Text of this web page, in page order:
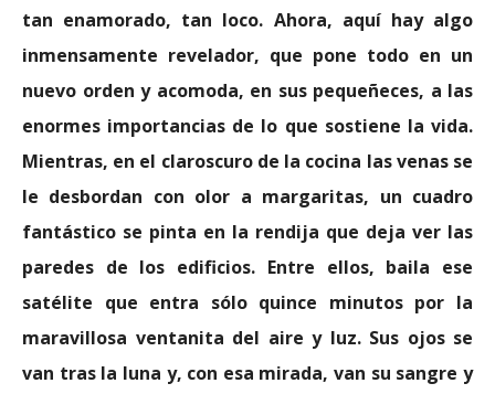
tan enamorado, tan loco. Ahora, aquí hay algo
inmensamente revelador, que pone todo en un
nuevo orden y acomoda, en sus pequeñeces, a las
enormes importancias de lo que sostiene la vida.
Mientras, en el claroscuro de la cocina las venas se
le desbordan con olor a margaritas, un cuadro
fantástico se pinta en la rendija que deja ver las
paredes de los edificios. Entre ellos, baila ese
satélite que entra sólo quince minutos por la
maravillosa ventanita del aire y luz. Sus ojos se
van tras la luna y, con esa mirada, van su sangre y